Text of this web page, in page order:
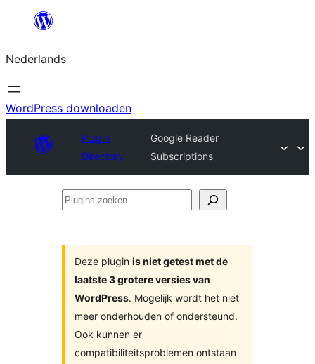
de
inhoud
Nederlands
WordPress downloaden
Plugin
Directory
Google Reader
Subscriptions
Plugins
Deze plugin is niet getest met de
laatste 3 grotere versies van
WordPress. Mogelijk wordt het niet
meer onderhouden of ondersteund.
Ook kunnen er
compatibiliteitsproblemen ontstaan